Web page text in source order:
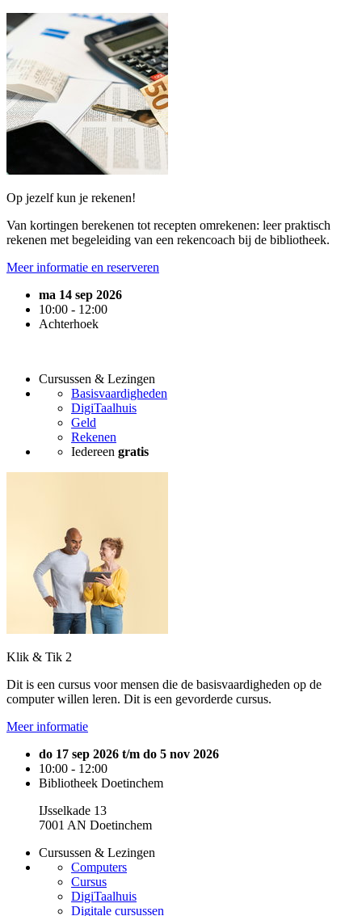
Op jezelf kun je rekenen!
Van kortingen berekenen tot recepten omrekenen: leer praktisch
rekenen met begeleiding van een rekencoach bij de bibliotheek.
Meer informatie en reserveren
ma 14 sep 2026
10:00 - 12:00
Achterhoek
Cursussen & Lezingen
Basisvaardigheden
DigiTaalhuis
Geld
Rekenen
Iedereen gratis
Klik & Tik 2
Dit is een cursus voor mensen die de basisvaardigheden op de
computer willen leren. Dit is een gevorderde cursus.
Meer informatie
do 17 sep 2026 t/m do 5 nov 2026
10:00 - 12:00
Bibliotheek Doetinchem
IJsselkade 13
7001 AN Doetinchem
Cursussen & Lezingen
Computers
Cursus
DigiTaalhuis
Digitale cursussen